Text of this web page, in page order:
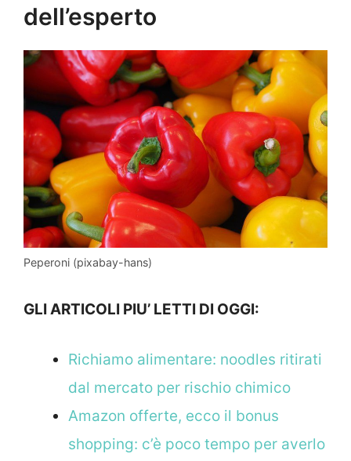
dell’esperto
Peperoni (pixabay-hans)
GLI ARTICOLI PIU’ LETTI DI OGGI:
Richiamo alimentare: noodles ritirati
dal mercato per rischio chimico
Amazon offerte, ecco il bonus
shopping: c’è poco tempo per averlo